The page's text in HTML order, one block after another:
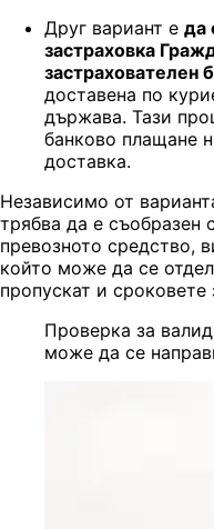
Друг вариант е да
застраховка
застрахователен
доставена по
държава. Тази
банково плащане
доставка.
Независимо от
трябва да е съобразен
превозното средство,
който може да се
пропускат и сроковете
Проверка за
може да се